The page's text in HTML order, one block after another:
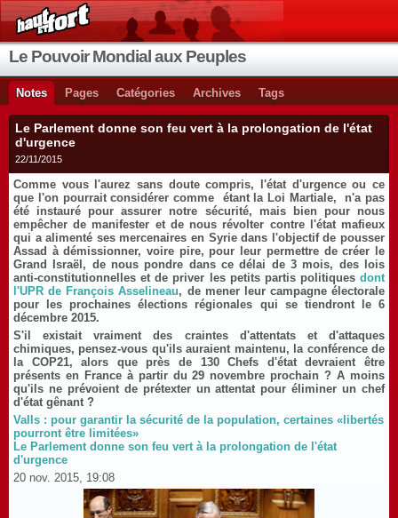
Le Pouvoir Mondial aux Peuples
Notes Pages Catégories Archives Tags
Le Parlement donne son feu vert à la prolongation de l'état
d'urgence
22/11/2015
Comme vous l'aurez sans doute compris, l'état d'urgence ou ce
que l'on pourrait considérer comme étant la Loi Martiale, n'a pas
été instauré pour assurer notre sécurité, mais bien pour nous
empêcher de manifester et de nous révolter contre l'état mafieux
qui a alimenté ses mercenaires en Syrie dans l'objectif de pousser
Assad à démissionner, voire pire, pour leur permettre de créer le
Grand Israël, de nous pondre dans ce délai de 3 mois, des lois
anti-constitutionnelles et de priver les petits partis politiques dont
l'UPR de François Asselineau, de mener leur campagne électorale
pour les prochaines élections régionales qui se tiendront le 6
décembre 2015.
S'il existait vraiment des craintes d'attentats et d'attaques
chimiques, pensez-vous qu'ils auraient maintenu, la conférence de
la COP21, alors que près de 130 Chefs d'état devraient être
présents en France à partir du 29 novembre prochain ? A moins
qu'ils ne prévoient de prétexter un attentat pour éliminer un chef
d'état gênant ?
Valls : pour garantir la sécurité de la population, certaines «libertés
pourront être limitées»
Le Parlement donne son feu vert à la prolongation de l'état
d'urgence
20 nov. 2015, 19:08